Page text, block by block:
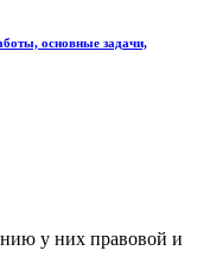
основные задачи,
у них правовой и